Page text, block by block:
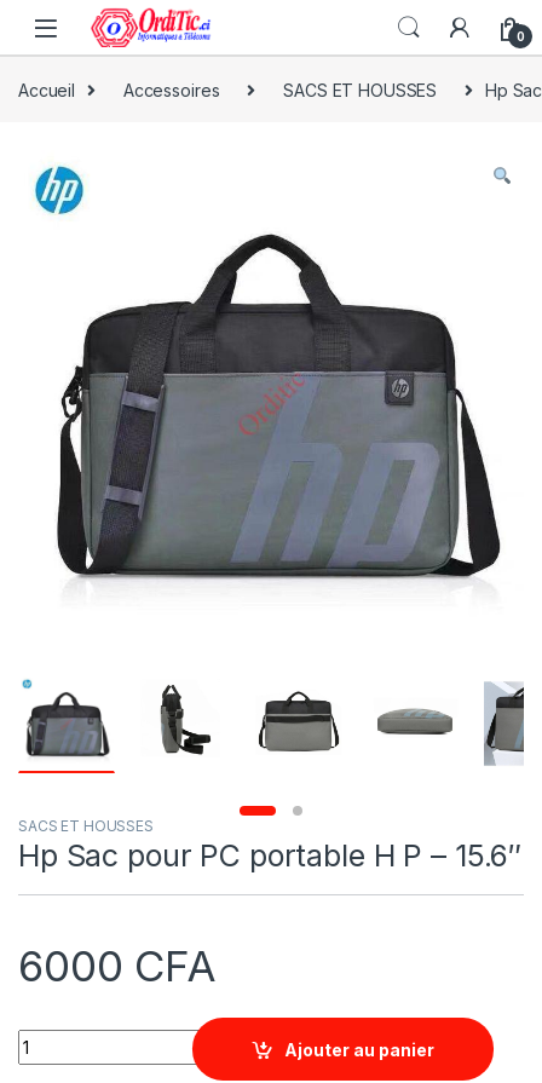
0
Accueil Accessoires SACS ET HOUSSES Hp
SACS ET HOUSSES
Hp Sac pour PC portable H P – 15.6″
6000 CFA
Quantity
Ajouter au panier